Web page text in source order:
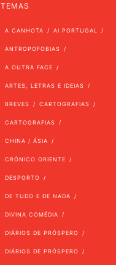
TEMAS
A CANHOTA AI PORTUGAL
ANTROPOFOBIAS
A OUTRA FACE
ARTES, LETRAS E IDEIAS
BREVES CARTOGRAFIAS
CARTOGRAFIAS
CHINA / ÁSIA
CRÓNICO ORIENTE
DESPORTO
DE TUDO E DE NADA
DIVINA COMÉDIA
DIÁRIOS DE PRÓSPERO
DIÁRIOS DE PRÓSPERO